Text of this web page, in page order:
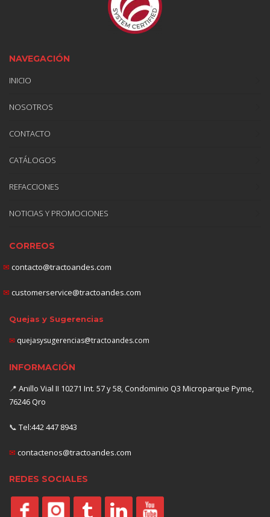
NAVEGACIÓN
INICIO
NOSOTROS
CONTACTO
CATÁLOGOS
REFACCIONES
NOTICIAS Y PROMOCIONES
CORREOS
✉ contacto@tractoandes.com
✉ customerservice@tractoandes.com
Quejas y Sugerencias
✉ quejasysugerencias@tractoandes.com
INFORMACIÓN
📍 Anillo Vial II 10271 Int. 57 y 58, Condominio Q3 Microparque Pyme,
76246 Qro
📞 Tel:442 447 8943
✉ contactenos@tractoandes.com
REDES SOCIALES